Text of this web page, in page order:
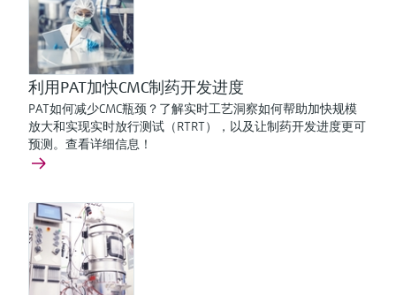
利用PAT加快CMC制药开发进度
PAT如何减少CMC瓶颈？了解实时工艺洞察如何帮助加快规模
放大和实现实时放行测试（RTRT），以及让制药开发进度更可
预测。查看详细信息！